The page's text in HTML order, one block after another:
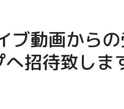
動画からの
招待致しま